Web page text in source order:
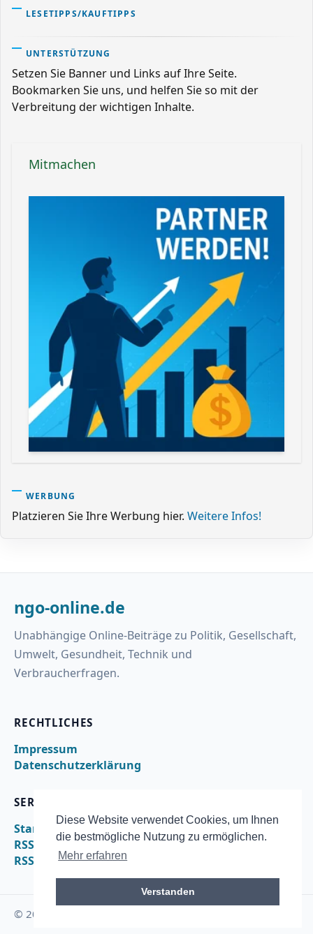
Diese Website verwendet Cookies, um Ihnen
die bestmögliche Nutzung zu ermöglichen.
Mehr erfahren
Verstanden
LESETIPPS/KAUFTIPPS
UNTERSTÜTZUNG
Setzen Sie Banner und Links auf Ihre Seite.
Bookmarken Sie uns, und helfen Sie so mit der
Verbreitung der wichtigen Inhalte.
Mitmachen
WERBUNG
Platzieren Sie Ihre Werbung hier. Weitere Infos!
ngo-online.de
Unabhängige Online-Beiträge zu Politik, Gesellschaft,
Umwelt, Gesundheit, Technik und
Verbraucherfragen.
RECHTLICHES
Impressum
Datenschutzerklärung
SERVICE
Startseite
RSS
RSS – arbeit
© 2026 ngo-online.de